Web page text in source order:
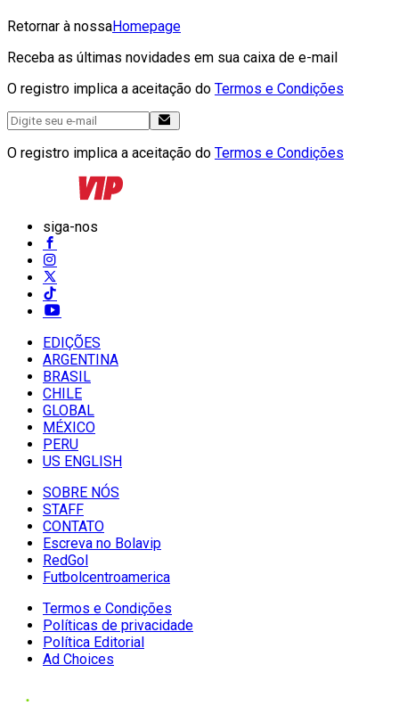
Retornar à nossaHomepage
Receba as últimas novidades em sua caixa de e-mail
O registro implica a aceitação do Termos e Condições
O registro implica a aceitação do Termos e Condições
siga-nos
EDIÇÕES
ARGENTINA
BRASIL
CHILE
GLOBAL
MÉXICO
PERU
US ENGLISH
SOBRE NÓS
STAFF
CONTATO
Escreva no Bolavip
RedGol
Futbolcentroamerica
Termos e Condições
Políticas de privacidade
Política Editorial
Ad Choices